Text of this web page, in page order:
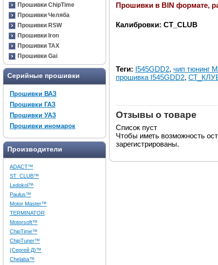
Прошивки ChipTime
Прошивки Челяба
Прошивки RSW
Прошивки Iron
Прошивки TAX
Прошивки Gai
Серийные прошивки
Прошивки ВАЗ
Прошивки ГАЗ
Прошивки УАЗ
Прошивки иномарок
Производители
ADACT™
ST_CLUB™
Ledokol™
Paulus™
Motor Master™
TERMINATOR
Motorsoft™
ChipTime™
ChipTuner™
(Сергей Д)™
Chelaba™
Прошивки в BIN формате,
Калибровки: CT_CLUB
Теги: I545GDD2, чип тюнинг
прошивка I545GDD2,
Отзывы о товаре
Список пуст
Чтобы иметь возможность
зарегистрированы.